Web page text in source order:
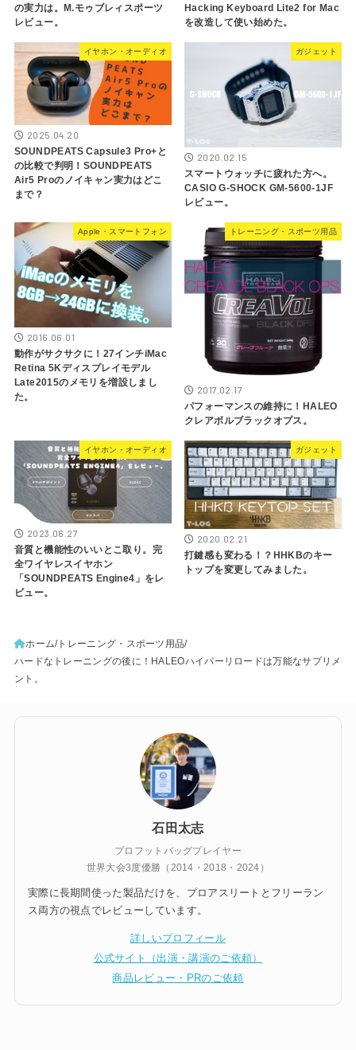
の実力は。M.モゥブレィスポーツ
レビュー。
Hacking Keyboard Lite2 for Mac
を改造して使い始めた。
イヤホン・オーディオ
2025.04.20
SOUNDPEATS Capsule3 Pro+と
の比較で判明！SOUNDPEATS
Air5 Proのノイキャン実力はどこ
まで？
ガジェット
2020.02.15
スマートウォッチに疲れた方へ。
CASIO G-SHOCK GM-5600-1JF
レビュー。
Apple・スマートフォン
2016.06.01
動作がサクサクに！27インチiMac
Retina 5Kディスプレイモデル
Late2015のメモリを増設しまし
た。
トレーニング・スポーツ用品
2017.02.17
パフォーマンスの維持に！HALEO
クレアボルブラックオプス。
イヤホン・オーディオ
2023.06.27
音質と機能性のいいとこ取り。完
全ワイヤレスイヤホン
「SOUNDPEATS Engine4」をレ
ビュー。
ガジェット
2020.02.21
打鍵感も変わる！？HHKBのキー
トップを変更してみました。
ホーム トレーニング・スポーツ用品
ハードなトレーニングの後に！HALEOハイパーリロードは万能なサプリメ
ント。
石田太志
プロフットバッグプレイヤー
世界大会3度優勝（2014・2018・2024）
実際に長期間使った製品だけを、プロアスリートとフリーラン
ス両方の視点でレビューしています。
詳しいプロフィール
公式サイト（出演・講演のご依頼）
商品レビュー・PRのご依頼